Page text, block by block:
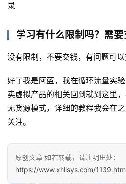
专
录
学习有什么限制吗？需要
没有限制，不要交钱，有问题可
好了我是阿蓝，我在循环流量实
卖虚拟产品的相关回到就到这里
无货源模式，详细的教程我会在
关注。
原创文章 如若转载，请注明出处：
https://www.xhllsys.com/